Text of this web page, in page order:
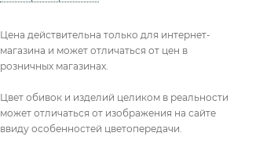
Цена действительна только для интернет-
магазина и может отличаться от цен в
розничных магазинах.
Цвет обивок и изделий целиком в реальности
может отличаться от изображения на сайте
ввиду особенностей цветопередачи.